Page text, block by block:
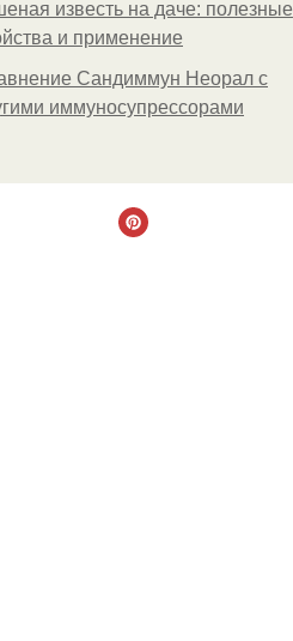
известь на даче: полезные
и применение
Сандиммун Неорал с
иммуносупрессорами